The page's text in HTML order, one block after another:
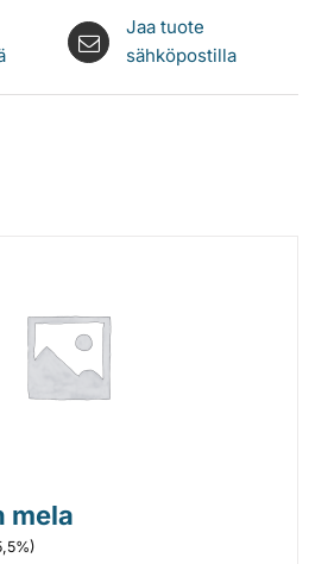
Jaa tuote
sähköpostilla
mela